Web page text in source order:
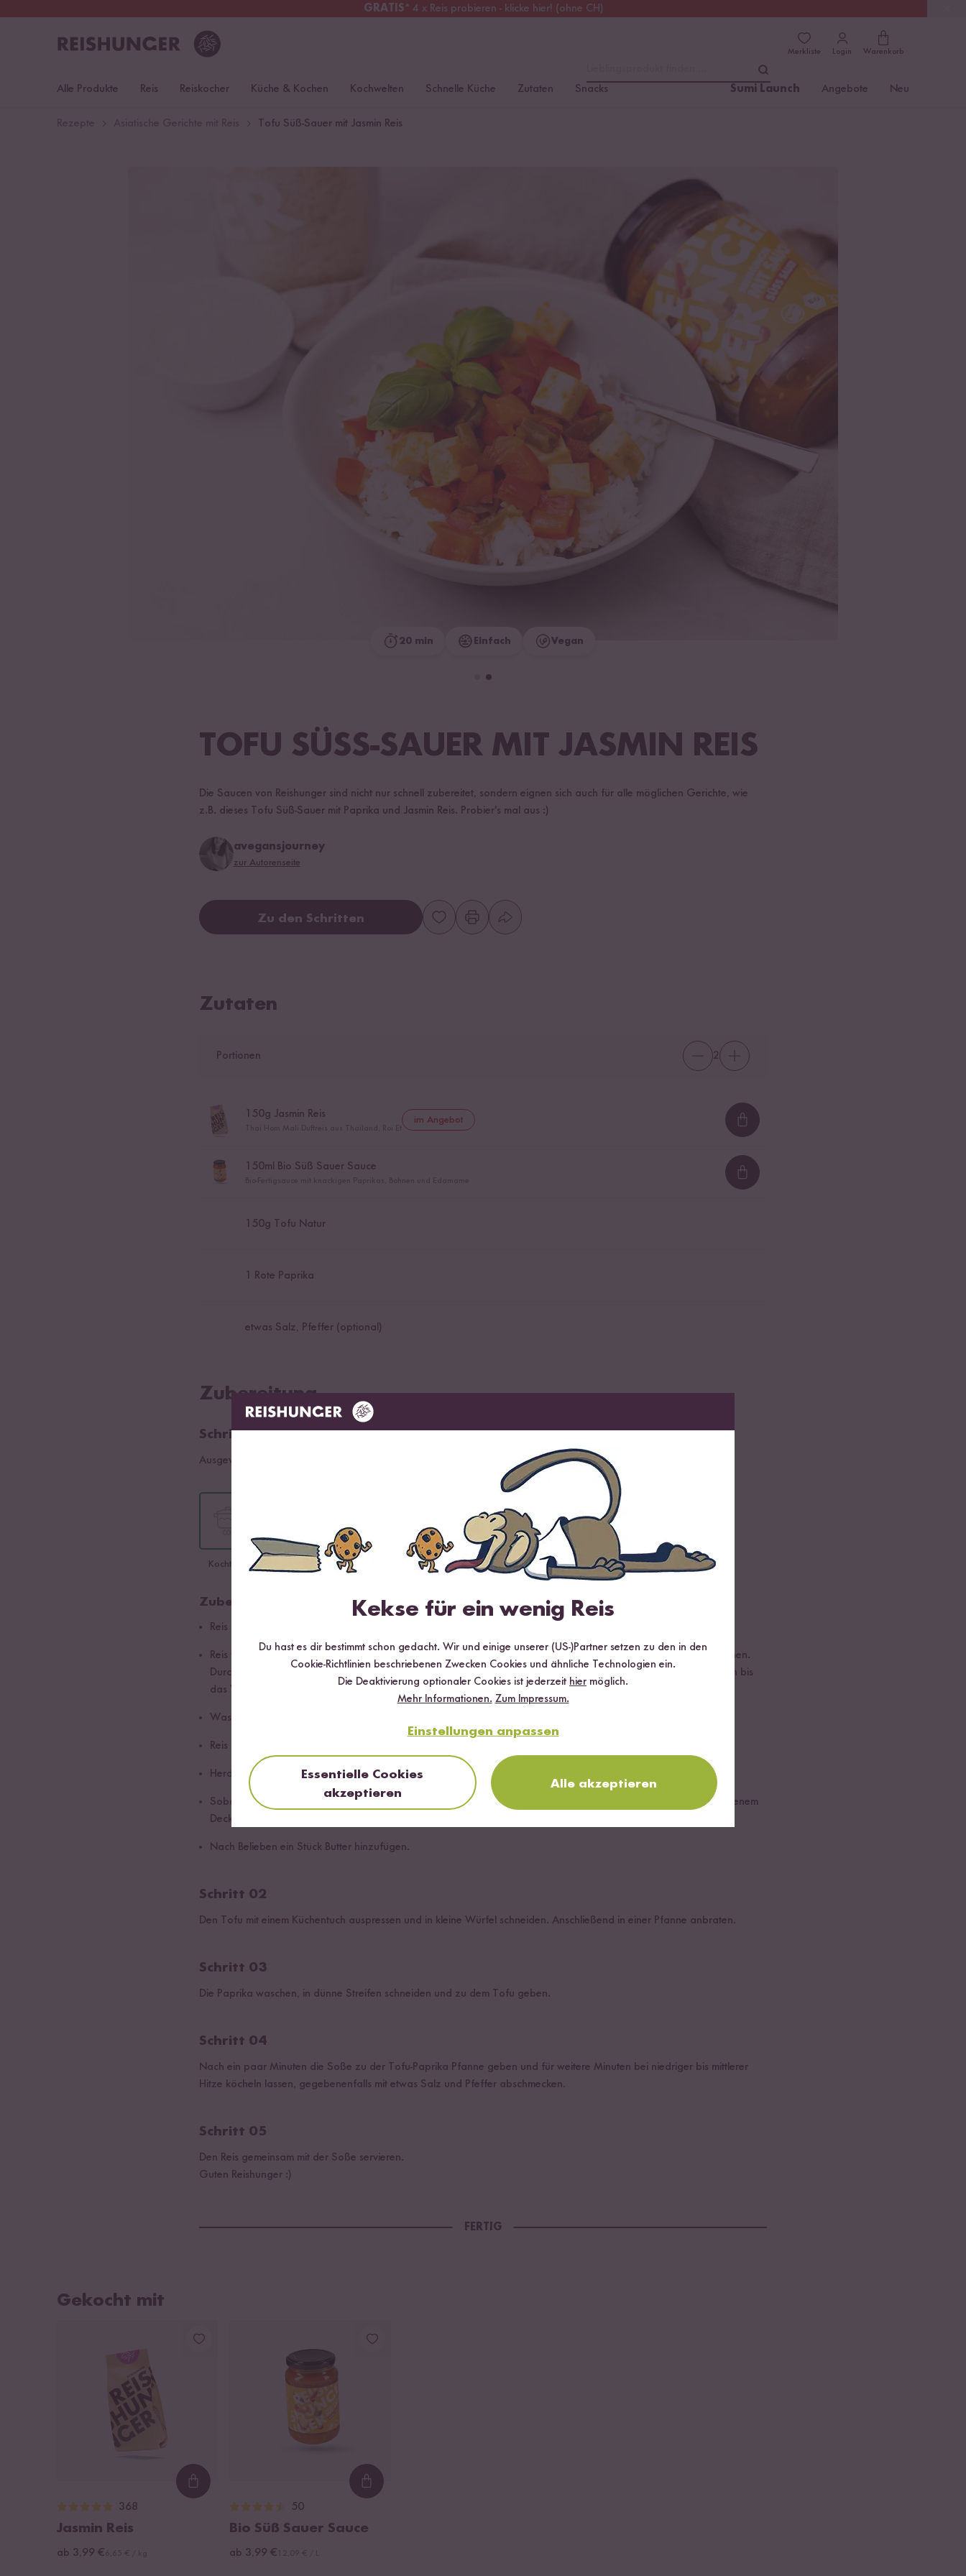
GRATIS* 4 x Reis probieren - klicke hier! (ohne CH)
Kostenloser Versand
Merkliste Login Warenkorb
Alle Produkte Reis Reiskocher Küche & Kochen Kochwelten Schnelle Küche Zutaten Snacks Sumi Launch Angebote Neu
Tofu Süß-Sauer mit Jasmin Reis
20 min Einfach Vegan
TOFU SÜSS-SAUER MIT JASMIN REIS
Die Saucen von Reishunger sind nicht nur schnell zubereitet, sondern eignen sich auch für alle möglichen Gerichte, wie
z.B. dieses Tofu Süß-Sauer mit Paprika und Jasmin Reis. Probier's mal aus :)
avegansjourney
zur Autorenseite
Zu den Schritten
Zutaten
Portionen 2
150g Jasmin Reis im Angebot
Loading...
150ml Bio Süß Sauer Sauce
Loading...
150g Tofu Natur
1 Rote Paprika
etwas Salz, Pfeffer (optional)
Zubereitung
Schritt 01
Ausgewählte Sorte:
Kochtopf Mikrowelle Dämpfer
Zubereitung im Kochtopf:
Reis in einen Kochtopf geben.
Reis waschen. Den Reis mit kaltem Wasser bedecken. Mit den Händen den Reis in kreisenden Bewegungen waschen.
Durch die überschüssige Stärke wird das Wasser trüb. Nun das Wasser abgießen und den Vorgang wiederholen bis
das Wasser klar bleibt.
Wasser dazugeben. Nach Belieben salzen.
Reis 10 Minuten einweichen lassen.
Herd auf die höchste Hitzestufe stellen.
Sobald das Wasser kocht, den Herd auf die mittlere Hitzestufe stellen und den Reis ca. 20 Minuten bei geschlossenem
Deckel köcheln lassen bis das Wasser komplett aufgesogen wurde.
Nach Belieben ein Stück Butter hinzufügen.
Schritt 02
Den Tofu mit einem Küchentuch auspressen und in kleine Würfel schneiden. Anschließend in einer Pfanne anbraten.
Schritt 03
Die Paprika waschen, in dünne Streifen schneiden und zu dem Tofu geben.
Schritt 04
Nach ein paar Minuten die Soße zu der Tofu-Paprika Pfanne geben und für weitere Minuten bei niedriger bis mittlerer
Hitze köcheln lassen, gegebenenfalls mit etwas Salz und Pfeffer abschmecken.
Schritt 05
Den Reis gemeinsam mit der Soße servieren.
Guten Reishunger :)
FERTIG
Gekocht mit
Loading...
368
Jasmin Reis
ab 3,99 €
Loading...
50
Bio Süß Sauer Sauce
ab 3,99 €
Kekse für ein wenig Reis
Du hast es dir bestimmt schon gedacht. Wir und einige unserer (US-)Partner setzen zu den in den
Cookie-Richtlinien beschriebenen Zwecken Cookies und ähnliche Technologien ein.
Die Deaktivierung optionaler Cookies ist jederzeit hier möglich.
Mehr Informationen. Zum Impressum.
Einstellungen anpassen
Essentielle Cookies
akzeptieren
Alle akzeptieren